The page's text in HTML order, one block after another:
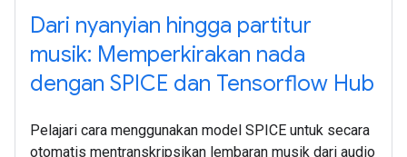
Dari nyanyian hingga partitur
musik: Memperkirakan nada
dengan SPICE dan Tensorflow Hub
Pelajari cara menggunakan model SPICE untuk secara
otomatis mentranskripsikan lembaran musik dari audio